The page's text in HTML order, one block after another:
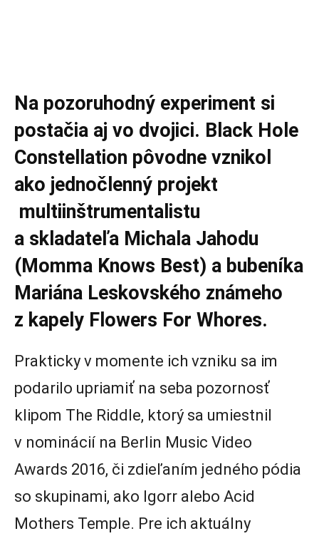
Na pozoruhodný experiment si
postačia aj vo dvojici. Black Hole
Constellation pôvodne vznikol
ako jednočlenný projekt
multiinštrumentalistu
a skladateľa Michala Jahodu
(Momma Knows Best) a bubeníka
Mariána Leskovského známeho
z kapely Flowers For Whores.
Prakticky v momente ich vzniku sa im
podarilo upriamiť na seba pozornosť
klipom The Riddle, ktorý sa umiestnil
v nominácií na Berlin Music Video
Awards 2016, či zdieľaním jedného pódia
so skupinami, ako Igorr alebo Acid
Mothers Temple. Pre ich aktuálny